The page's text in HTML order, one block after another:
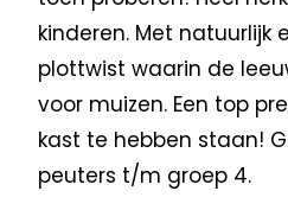
kinderen. Met natuurlijk
plottwist waarin de
voor muizen. Een top
kast te hebben staan!
peuters t/m groep 4.